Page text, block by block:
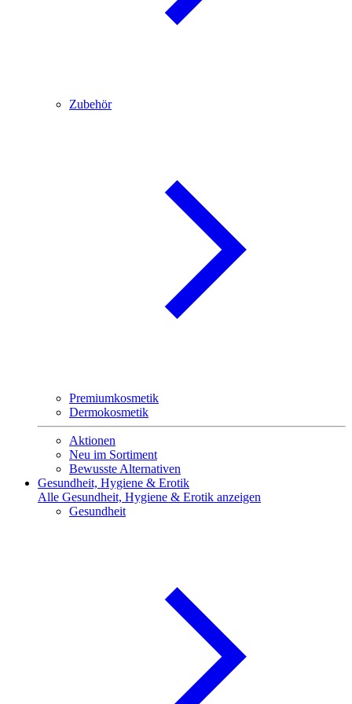
Zubehör
Premiumkosmetik
Dermokosmetik
Aktionen
Neu im Sortiment
Bewusste Alternativen
Gesundheit, Hygiene & Erotik
Alle Gesundheit, Hygiene & Erotik anzeigen
Gesundheit